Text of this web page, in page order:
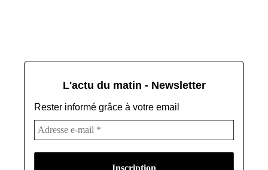
L'actu du matin - Newsletter
Rester informé grâce à votre email